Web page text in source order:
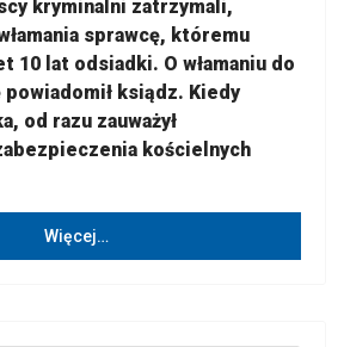
kryminalni zatrzymali,
sprawcę, któremu
10 lat odsiadki. O włamaniu do
ksiądz. Kiedy
od razu zauważył
kościelnych
Więcej…